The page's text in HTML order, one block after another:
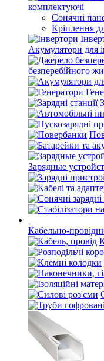
комплектуючі
Сонячні
Кріплення
Акумулятори для
безперебійного
Зарядные
Кабельно-